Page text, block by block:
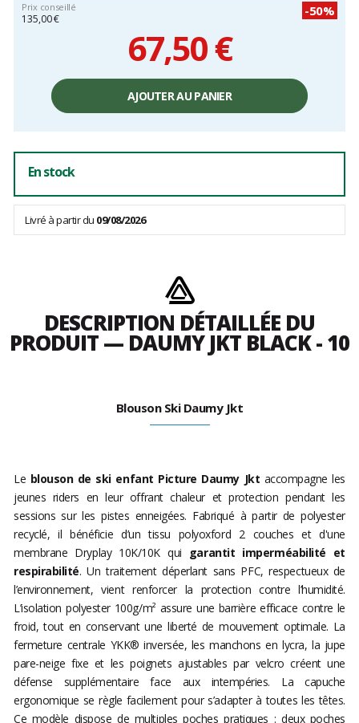
Prix conseillé
135,00 €
-50%
67,50 €
unitaire,
AJOUTER AU PANIER
En stock
Livré à partir du 09/08/2026
DESCRIPTION DÉTAILLÉE DU
PRODUIT — DAUMY JKT BLACK - 10
Blouson Ski Daumy Jkt
Le blouson de ski enfant Picture Daumy Jkt accompagne les
jeunes riders en leur offrant chaleur et protection pendant les
sessions sur les pistes enneigées. Fabriqué à partir de polyester
recyclé, il bénéficie d’un tissu polyoxford 2 couches et d'une
membrane Dryplay 10K/10K qui
garantit imperméabilité et
respirabilité. Un traitement déperlant sans PFC, respectueux de
l’environnement, vient renforcer la protection contre l’humidité.
L’isolation polyester 100g/m² assure une barrière efficace contre le
froid, tout en conservant une liberté de mouvement optimale. La
fermeture centrale YKK® inversée, les manchons en lycra, la jupe
pare-neige fixe et les poignets ajustables par velcro créent une
défense supplémentaire face aux intempéries. La capuche
ergonomique se règle facilement pour s’adapter à toutes les têtes.
Ce modèle dispose de multiples poches pratiques : deux poches